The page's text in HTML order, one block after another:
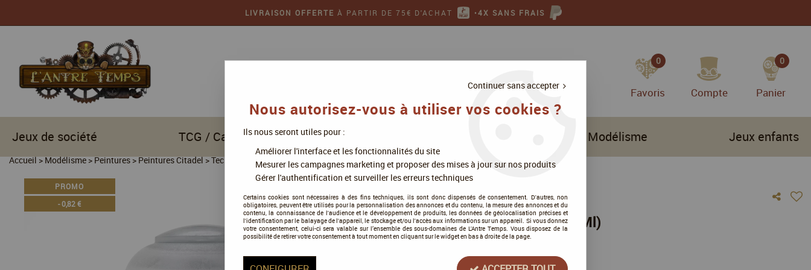
LIVRAISON OFFERTE À PARTIR DE 75€ D'ACHAT •4X SANS FRAIS
0
Favoris Compte
0
Panier
Jeux de société TCG / Cartes à collectionner Modélisme Jeux enfants
Accueil>Modélisme>Peintures>Peintures Citadel>Technical Technical: Stormshield (24Ml)
PROMO
-0,82 €
Technical: Stormshield (24Ml)
Soyez le premier à donner votre avis !
Continuer sans accepter
Nous autorisez-vous à utiliser vos cookies ?
Ils nous seront utiles pour :
Améliorer l'interface et les fonctionnalités du site
Mesurer les campagnes marketing et proposer des mises à jour sur nos produits
Gérer l'authentification et surveiller les erreurs techniques
Certains cookies sont nécessaires à des fins techniques, ils sont donc dispensés de consentement. D'autres, non
obligatoires, peuvent être utilisés pour la personnalisation des annonces et du contenu, la mesure des annonces et du
contenu, la connaissance de l'audience et le développement de produits, les données de géolocalisation précises et
l'identification par le balayage de l'appareil, le stockage et/ou l'accès aux informations sur un appareil. Si vous donnez
votre consentement, celui-ci sera valable sur l’ensemble des sous-domaines de L'Antre Temps. Vous disposez de la
possibilité de retirer votre consentement à tout moment en cliquant sur le widget en bas à droite de la page.